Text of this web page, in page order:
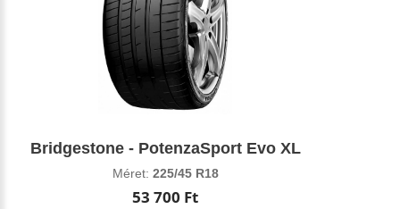
Bridgestone - PotenzaSport Evo XL
Méret: 225/45 R18
53 700 Ft